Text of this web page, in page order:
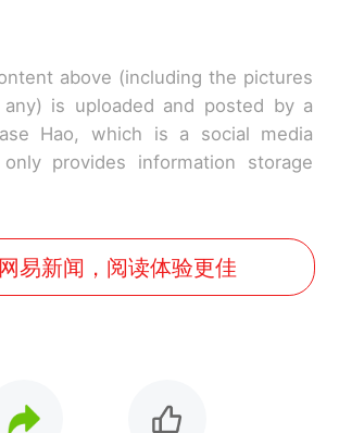
above (including the pictures
is uploaded and posted by a
Hao, which is a social media
provides information storage
易新闻，阅读体验更佳